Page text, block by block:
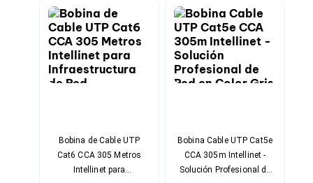
Adaptadores PC IDE
Adaptadores PC Teclado
Bluetooth
Adaptadores Video
Adaptadores Video DisplayPort
Divisores de Video
Adaptadores Video VGA / HD15
Repetidores USB
Adaptadores Audio
Adaptadores Audio AUX
Bobina de Cable UTP
Cat6 CCA 305 Metros
Intellinet para
Bobina Cable UTP Cat5e
CCA 305m Intellinet -
Solución Profesional de